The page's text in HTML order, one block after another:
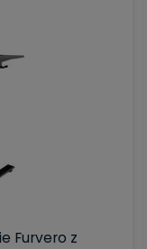
Furvero z